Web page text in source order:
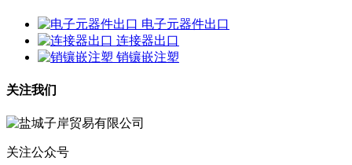
电子元器件出口
连接器出口
销镶嵌注塑
关注我们
关注公众号